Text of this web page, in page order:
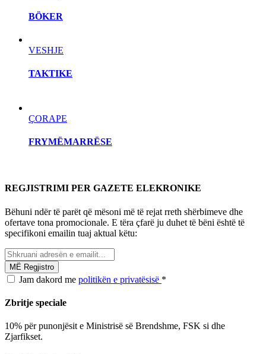
BÖKER
VESHJE
TAKTIKE
ÇORAPE
FRYMËMARRËSE
REGJISTRIMI PER GAZETE ELEKRONIKE
Bëhuni ndër të parët që mësoni më të rejat rreth shërbimeve dhe
ofertave tona promocionale. E tëra çfarë ju duhet të bëni është të
specifikoni emailin tuaj aktual këtu:
Jam dakord me politikën e privatësisë *
Zbritje speciale
10% për punonjësit e Ministrisë së Brendshme, FSK si dhe
Zjarfikset.